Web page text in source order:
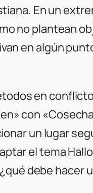
En un
no plantean
en algún
en
con
un lugar
el tema
debe hacer